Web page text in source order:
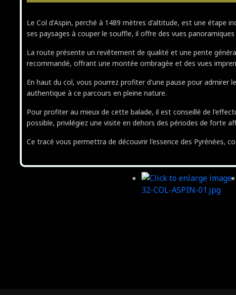
Le Col d'Aspin, perché à 1489 mètres d'altitude, est une étape
ses paysages à couper le souffle, il offre des vues
La route présente un revêtement de qualité et une pente
recommandé, offrant une montée ombragée et des vues
En haut du col, vous pourrez profiter d'une pause pour
authentique à ce parcours en pleine nature.
Pour profiter au mieux de cette balade, il est conseillé de
possible, privilégiez une visite en dehors des périodes de forte
Ce tracé vous permettra de découvrir l'essence des Pyrénées,